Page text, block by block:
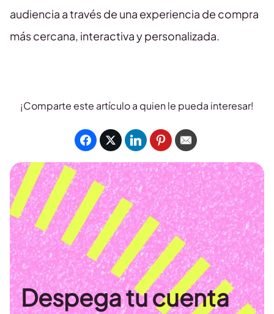
audiencia a través de una experiencia de compra
más cercana, interactiva y personalizada.
¡Comparte este artículo a quien le pueda interesar!
Despega tu cuenta